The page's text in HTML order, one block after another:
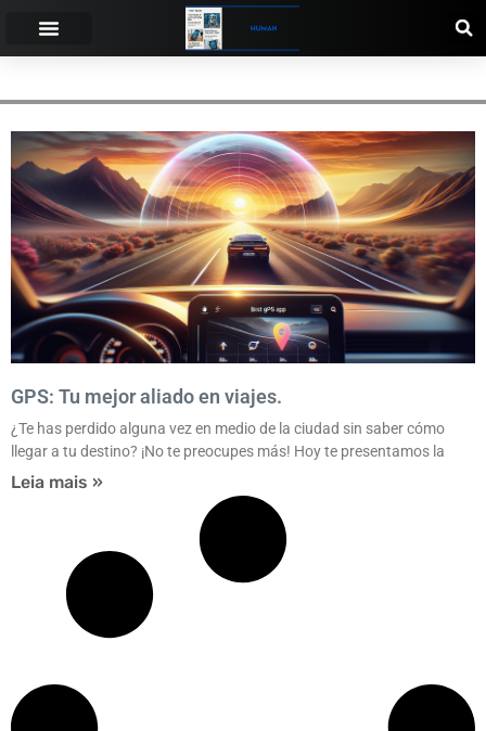
GPS: Tu mejor aliado en viajes.
¿Te has perdido alguna vez en medio de la ciudad sin saber cómo
llegar a tu destino? ¡No te preocupes más! Hoy te presentamos la
Leia mais »